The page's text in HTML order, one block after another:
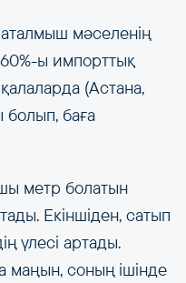
мәселенің
ы импорттық
(Астана,
баға
метр болатын
Екіншіден, сатып
үлесі артады.
маңын, соның ішінде